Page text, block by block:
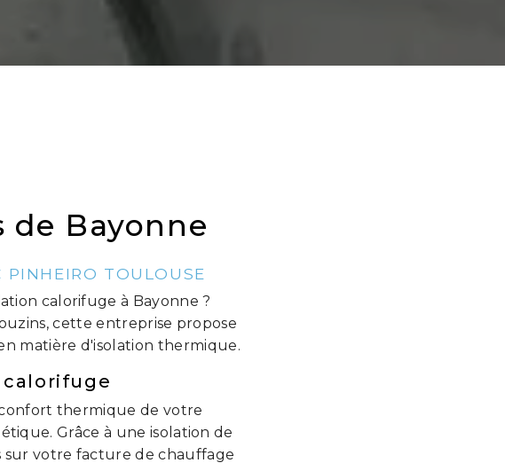
Bayonne
PINHEIRO TOULOUSE
calorifuge à Bayonne ?
cette entreprise propose
matière d'isolation thermique.
calorifuge
thermique de votre
Grâce à une isolation de
sur votre facture de chauffage